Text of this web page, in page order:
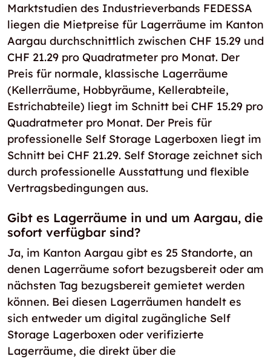
Marktstudien des Industrieverbands FEDESSA
liegen die Mietpreise für Lagerräume im Kanton
Aargau durchschnittlich zwischen CHF 15.29 und
CHF 21.29 pro Quadratmeter pro Monat. Der
Preis für normale, klassische Lagerräume
(Kellerräume, Hobbyräume, Kellerabteile,
Estrichabteile) liegt im Schnitt bei CHF 15.29 pro
Quadratmeter pro Monat. Der Preis für
professionelle Self Storage Lagerboxen liegt im
Schnitt bei CHF 21.29. Self Storage zeichnet sich
durch professionelle Ausstattung und flexible
Vertragsbedingungen aus.
Gibt es Lagerräume in und um Aargau, die
sofort verfügbar sind?
Ja, im Kanton Aargau gibt es 25 Standorte, an
denen Lagerräume sofort bezugsbereit oder am
nächsten Tag bezugsbereit gemietet werden
können. Bei diesen Lagerräumen handelt es
sich entweder um digital zugängliche Self
Storage Lagerboxen oder verifizierte
Lagerräume, die direkt über die